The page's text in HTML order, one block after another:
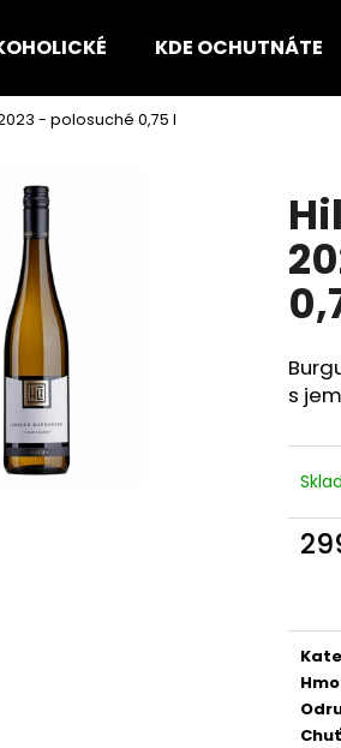
KDE OCHUTNÁTE
- polosuché 0,75 l
s
Chuť
najít?
ZÁVIŠKA